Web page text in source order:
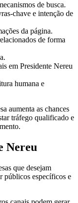
de busca.
chave e intenção de
da página.
de forma
em Presidente Nereu
humana e
aumenta as chances
tráfego qualificado e
Nereu
que desejam
públicos específicos e